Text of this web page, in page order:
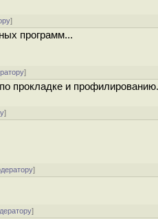
]
программ...
]
прокладке и профилированию.
]
]
]